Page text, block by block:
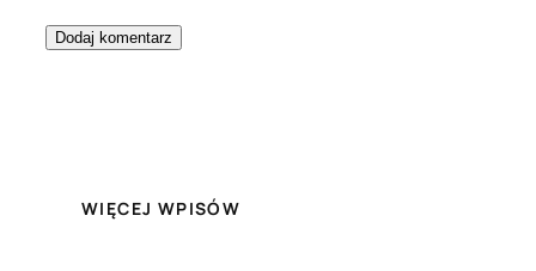
WIĘCEJ WPISÓW